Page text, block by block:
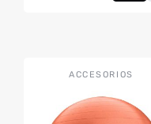
ACCESORIOS
producto
tiene